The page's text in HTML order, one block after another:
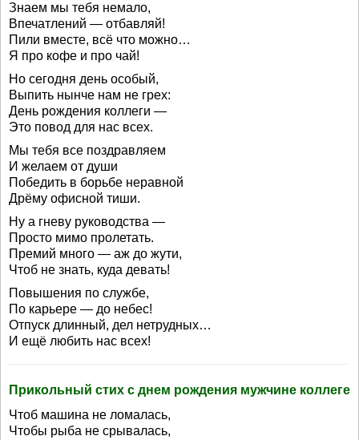
Знаем мы тебя немало,
Впечатлений — отбавляй!
Пили вместе, всё что можно…
Я про кофе и про чай!
Но сегодня день особый,
Выпить нынче нам не грех:
День рождения коллеги —
Это повод для нас всех.
Мы тебя все поздравляем
И желаем от души
Победить в борьбе неравной
Дрёму офисной тиши.
Ну а гневу руководства —
Просто мимо пролетать.
Премий много — аж до жути,
Чтоб не знать, куда девать!
Повышения по службе,
По карьере — до небес!
Отпуск длинный, дел нетрудных…
И ещё любить нас всех!
Прикольный стих с днем рождения мужчине коллеге
Чтоб машина не ломалась,
Чтобы рыба не срывалась,